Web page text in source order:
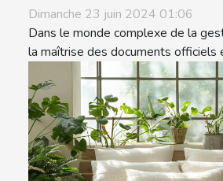
Dimanche 23 juin 2024 01:06
Dans le monde complexe de la
la maîtrise des documents officiels